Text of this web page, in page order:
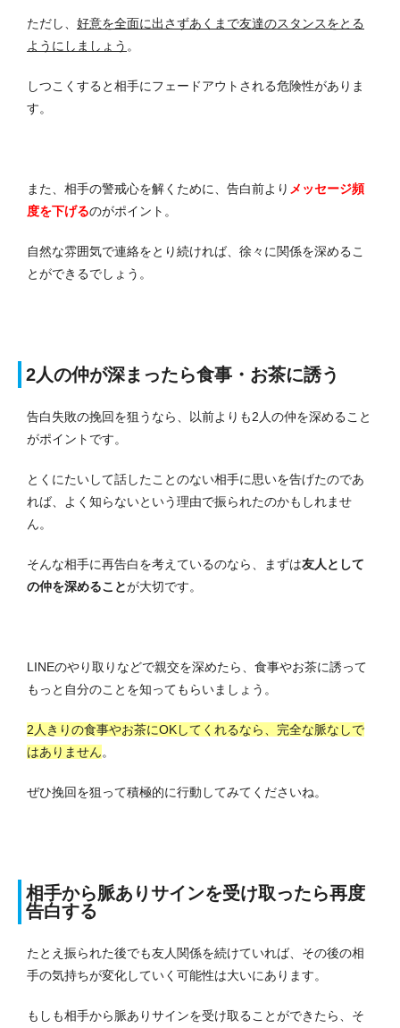
ただし、 好意を全面に出さずあくまで友達のスタンスをとる
ようにしましょう 。
しつこくすると相手にフェードアウトされる危険性がありま
す。
また、相手の警戒心を解くために、告白前より メッセージ頻
度を下げるのがポイント。
自然な雰囲気で連絡をとり続ければ、徐々に関係を深めるこ
とができるでしょう。
2人の仲が深まったら食事・お茶に誘う
告白失敗の挽回を狙うなら、以前よりも2人の仲を深めること
がポイントです。
とくにたいして話したことのない相手に思いを告げたのであ
れば、よく知らないという理由で振られたのかもしれませ
ん。
そんな相手に再告白を考えているのなら、まずは友人として
の仲を深めることが大切です。
LINEのやり取りなどで親交を深めたら、食事やお茶に誘って
もっと自分のことを知ってもらいましょう。
2人きりの食事やお茶にOKしてくれるなら、完全な脈なしで
はありません。
ぜひ挽回を狙って積極的に行動してみてくださいね。
相手から脈ありサインを受け取ったら再度
告白する
たとえ振られた後でも友人関係を続けていれば、その後の相
手の気持ちが変化していく可能性は大いにあります。
もしも相手から脈ありサインを受け取ることができたら、そ